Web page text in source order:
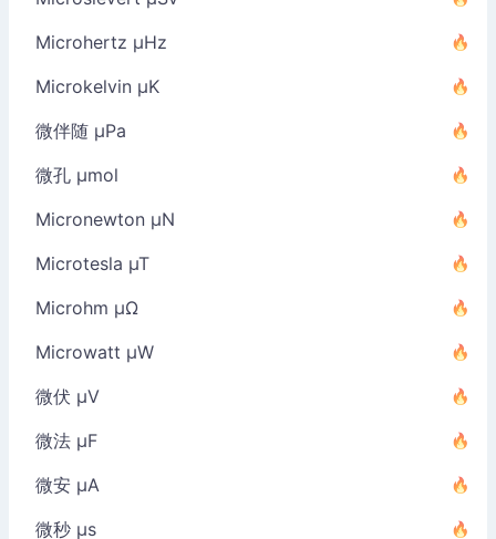
Microhertz µHz
Microkelvin µK
微伴随 µPa
微孔 µmol
Micronewton µN
Microtesla µT
Microhm µΩ
Microwatt µW
微伏 µV
微法 µF
微安 µA
微秒 µs